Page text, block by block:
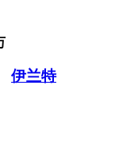
伊兰特